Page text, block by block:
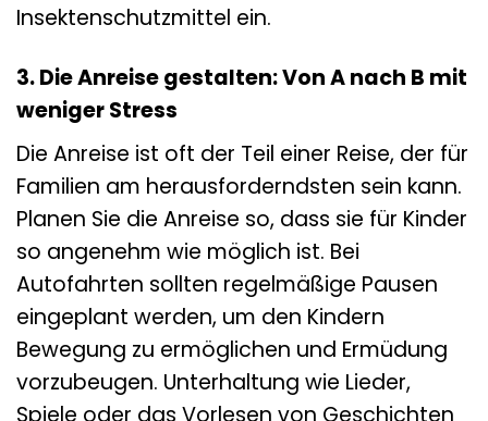
Insektenschutzmittel ein.
3. Die Anreise gestalten: Von A nach B mit
weniger Stress
Die Anreise ist oft der Teil einer Reise, der für
Familien am herausforderndsten sein kann.
Planen Sie die Anreise so, dass sie für Kinder
so angenehm wie möglich ist. Bei
Autofahrten sollten regelmäßige Pausen
eingeplant werden, um den Kindern
Bewegung zu ermöglichen und Ermüdung
vorzubeugen. Unterhaltung wie Lieder,
Spiele oder das Vorlesen von Geschichten